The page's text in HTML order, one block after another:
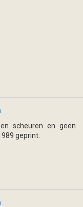
scheuren en geen
geprint.